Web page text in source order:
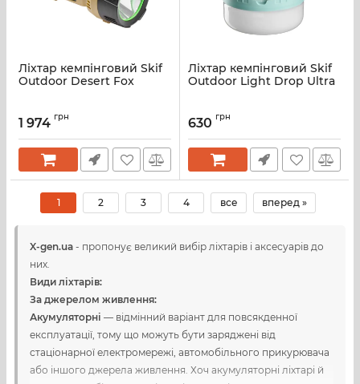
Ліхтар кемпінговий Skif
Outdoor Desert Fox
1 974 грн
Ліхтар кемпінговий Skif
Outdoor Light Drop Ultra
630 грн
1 2 3 4 все вперед »
X-gen.ua - пропонує великий вибір ліхтарів і аксесуарів до
них.
Види ліхтарів:
За джерелом живлення:
Акумуляторні — відмінний варіант для повсякденної
експлуатації, тому що можуть бути заряджені від
стаціонарної електромережі, автомобільного прикурювача
або іншого джерела живлення. Хоч акумуляторні ліхтарі й